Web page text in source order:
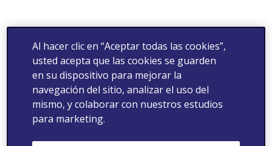
Al hacer clic en “Aceptar todas las cookies”,
usted acepta que las cookies se guarden
en su dispositivo para mejorar la
navegación del sitio, analizar el uso del
mismo, y colaborar con nuestros estudios
para marketing.